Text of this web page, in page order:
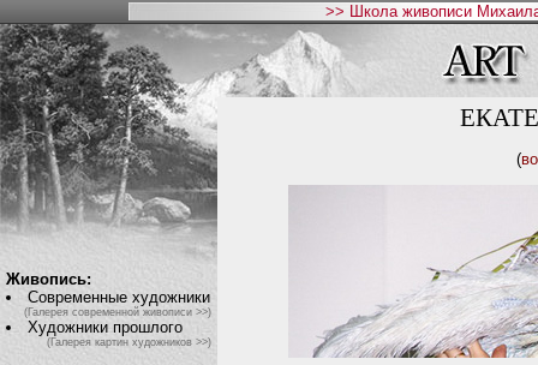
>> Школа живописи
Живопись:
Современные художники
(Галерея современной живописи >>)
Художники прошлого
(Галерея картин художников >>)
(